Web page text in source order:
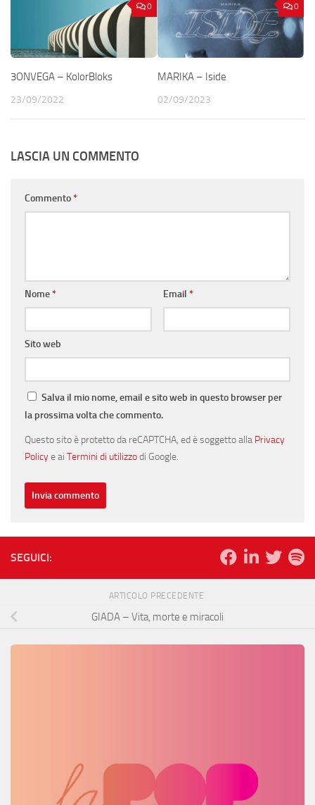
0
3ONVEGA – KolorBloks
23/09/2022
0
MARIKA – Iside
02/09/2023
LASCIA UN COMMENTO
Commento*
Nome* Email *
Sito web
Salva il mio nome, email e sito web in questo browser per
la prossima volta che commento.
Questo sito è protetto da reCAPTCHA, ed è soggetto alla Privacy
Policye ai Termini di utilizzodi Google.
SEGUICI:
ARTICOLO PRECEDENTE
GIADA – Vita, morte e miracoli